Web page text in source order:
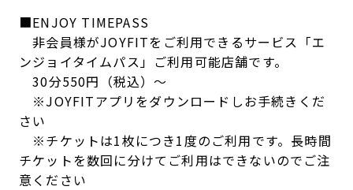
■ENJOY TIMEPASS
非会員様がJOYFITをご利用できるサービス「エ
ンジョイタイムパス」ご利用可能店舗です。
30分550円（税込）～
※JOYFITアプリをダウンロードしお手続きくだ
さい
※チケットは1枚につき1度のご利用です。長時間
チケットを数回に分けてご利用はできないのでご注
意ください